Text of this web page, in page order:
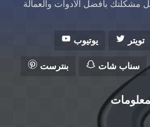
بأفضل الأدوات والعمالة
تويتر يوتيوب
سناب شات بنترست